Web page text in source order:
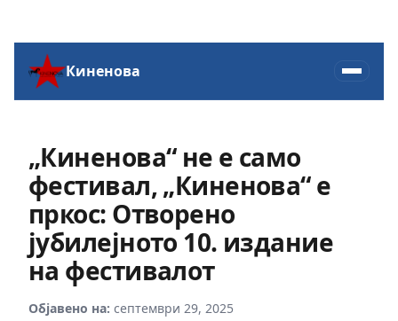
Киненова
„Киненова“ не е само
фестивал, „Киненова“ е
пркос: Отворено
јубилејното 10. издание
на фестивалот
Објавено на: септември 29, 2025